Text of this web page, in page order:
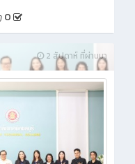
0
2 สัปดาห์ ที่ผ่านมา